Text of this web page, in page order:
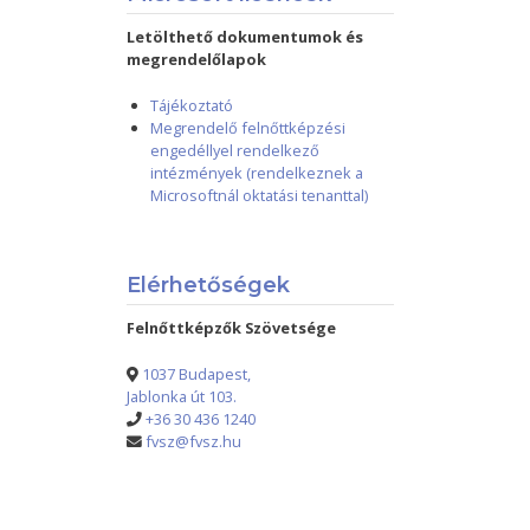
Letölthető dokumentumok és
megrendelőlapok
Tájékoztató
Megrendelő felnőttképzési
engedéllyel rendelkező
intézmények (rendelkeznek a
Microsoftnál oktatási tenanttal)
Elérhetőségek
Felnőttképzők Szövetsége
1037 Budapest,
Jablonka út 103.
+36 30 436 1240
fvsz@fvsz.hu